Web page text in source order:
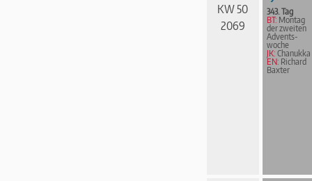
KW 50
2069
343. Tag
BT: Montag
der zweiten
Advents­
woche
JK: Chanukka
EN: Richard
Baxter